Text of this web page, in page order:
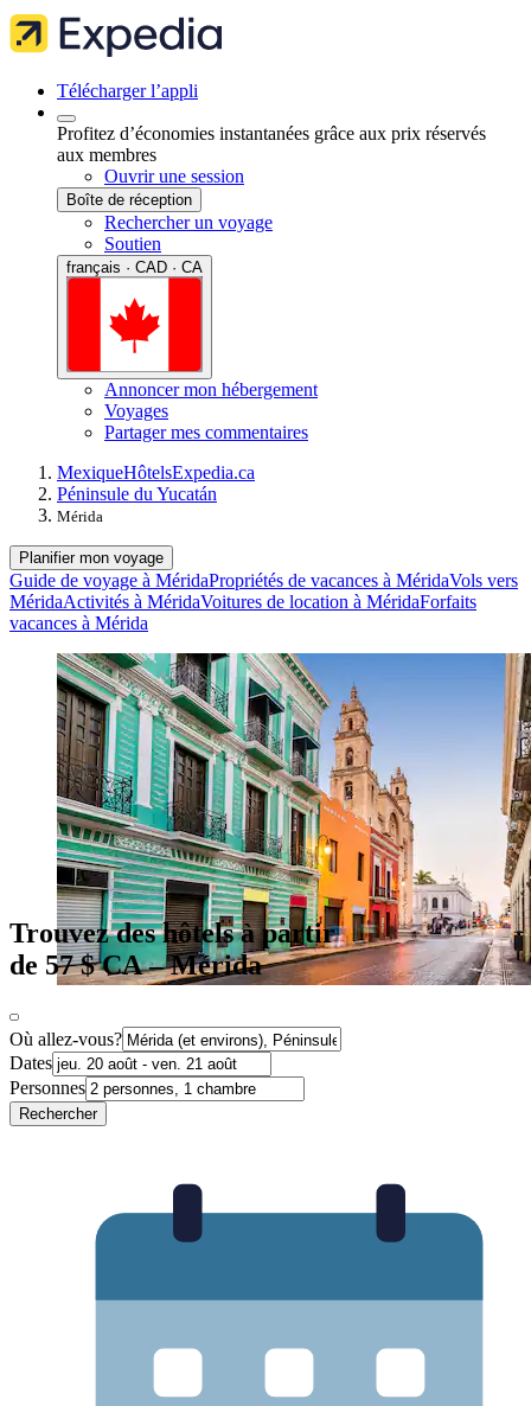
Télécharger l’appli
Profitez d’économies instantanées grâce aux prix réservés
aux membres
Ouvrir une session
Boîte de réception
Rechercher un voyage
Soutien
français · CAD · CA
Annoncer mon hébergement
Voyages
Partager mes commentaires
MexiqueHôtelsExpedia.ca
Péninsule du Yucatán
Mérida
Planifier mon voyage
Guide de voyage à MéridaPropriétés de vacances à MéridaVols vers
MéridaActivités à MéridaVoitures de location à MéridaForfaits
vacances à Mérida
Trouvez des hôtels à partir
de 57 $ CA – Mérida
Où allez-vous?
Dates
Personnes
Rechercher